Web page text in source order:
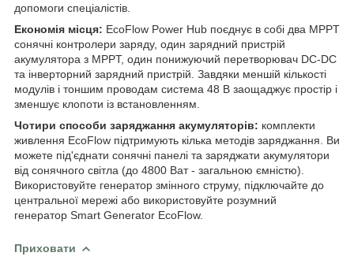
допомоги спеціалістів.
Економія місця: EcoFlow Power Hub поєднує в собі два MPPT
сонячні контролери заряду, один зарядний пристрій
акумулятора з MPPT, один понижуючий перетворювач DC-DC
та інверторний зарядний пристрій. Завдяки меншій кількості
модулів і тоншим проводам система 48 В заощаджує простір і
зменшує клопоти із встановленням.
Чотири способи заряджання акумуляторів: комплекти
живлення EcoFlow підтримують кілька методів заряджання. Ви
можете під'єднати сонячні панелі та заряджати акумулятори
від сонячного світла (до 4800 Ват - загальною ємністю).
Використовуйте генератор змінного струму, підключайте до
центральної мережі або використовуйте розумний
генератор Smart Generator EcoFlow.
Приховати